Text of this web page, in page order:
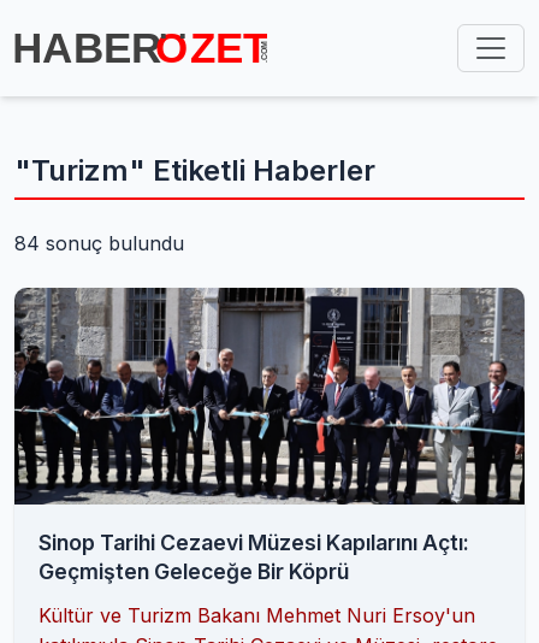
"Turizm" Etiketli Haberler
84 sonuç bulundu
Sinop Tarihi Cezaevi Müzesi Kapılarını Açtı:
Geçmişten Geleceğe Bir Köprü
Kültür ve Turizm Bakanı Mehmet Nuri Ersoy'un